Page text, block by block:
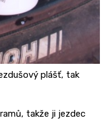
plášť, tak
takže ji jezdec